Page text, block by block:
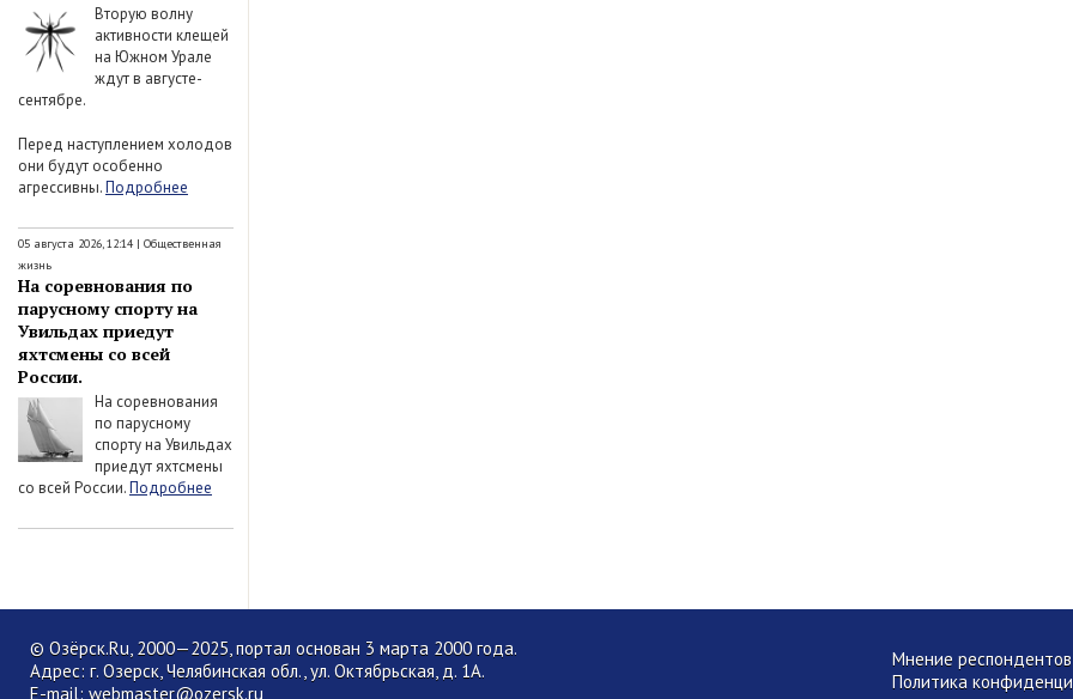
Вторую волну
активности клещей
на Южном Урале
ждут в августе-
сентябре.
Перед наступлением холодов
они будут особенно
агрессивны.Подробнее
05 августа 2026, 12:14 | Общественная
жизнь
На соревнования по
парусному спорту на
Увильдах приедут
яхтсмены со всей
России.
На соревнования
по парусному
спорту на Увильдах
приедут яхтсмены
со всей России.Подробнее
© Озёрск.Ru, 2000—2025, портал основан 3 марта 2000 года.
Адрес: г. Озерск, Челябинская обл., ул. Октябрьская, д. 1А.
E-mail: webmaster@ozersk.ru
Мнение
Политика